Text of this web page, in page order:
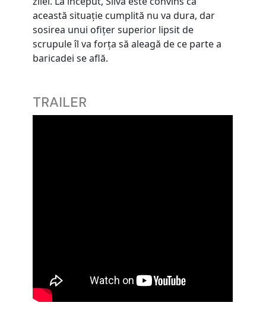
această situaţie cumplită nu va dura, dar
sosirea unui ofiţer superior lipsit de
scrupule îl va forţa să aleagă de ce parte a
baricadei se află.
TRAILER